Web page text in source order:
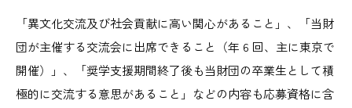
「異文化交流及び社会貢献に高い関心があること」、「当財
団が主催する交流会に出席できること（年 6 回、主に東京で
開催）」、「奨学支援期間終了後も当財団の卒業生として積
極的に交流する意思があること」などの内容も応募資格に含